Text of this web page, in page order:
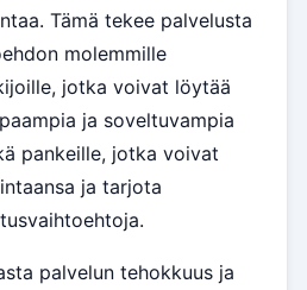
Tämä tekee palvelusta
molemmille
jotka voivat löytää
ja soveltuvampia
pankeille, jotka voivat
ja tarjota
palvelun tehokkuus ja